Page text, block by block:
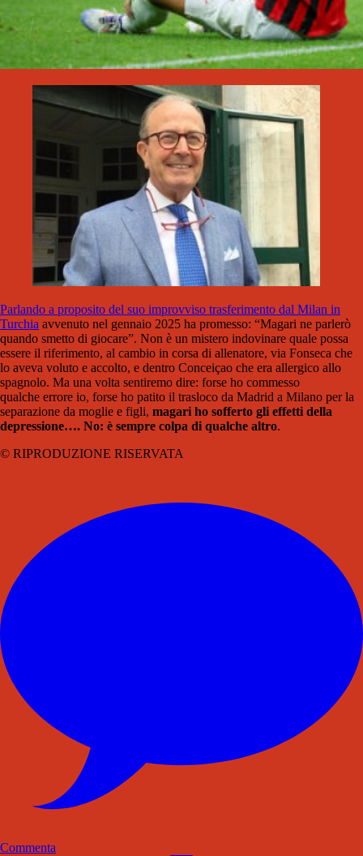
Parlando a proposito del suo improvviso trasferimento dal Milan in
Turchia avvenuto nel gennaio 2025 ha promesso: “Magari ne parlerò
quando smetto di giocare”. Non è un mistero indovinare quale possa
essere il riferimento, al cambio in corsa di allenatore, via Fonseca che
lo aveva voluto e accolto, e dentro Conceiçao che era allergico allo
spagnolo. Ma una volta sentiremo dire: forse ho commesso
qualche errore io, forse ho patito il trasloco da Madrid a Milano per la
separazione da moglie e figli, magari ho sofferto gli effetti della
depressione…. No: è sempre colpa di qualche altro.
© RIPRODUZIONE RISERVATA
Commenta